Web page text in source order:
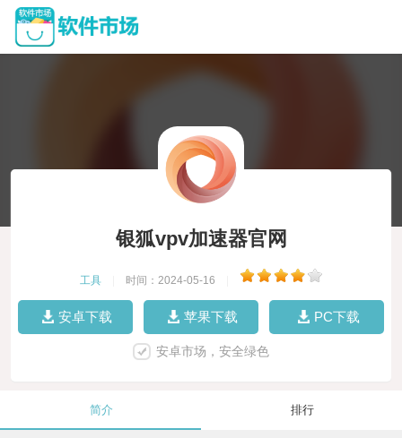
银狐vpv加速器官网
工具 时间：2024-05-16
安卓下载 苹果下载 PC下载
安卓市场，安全绿色
简介 排行